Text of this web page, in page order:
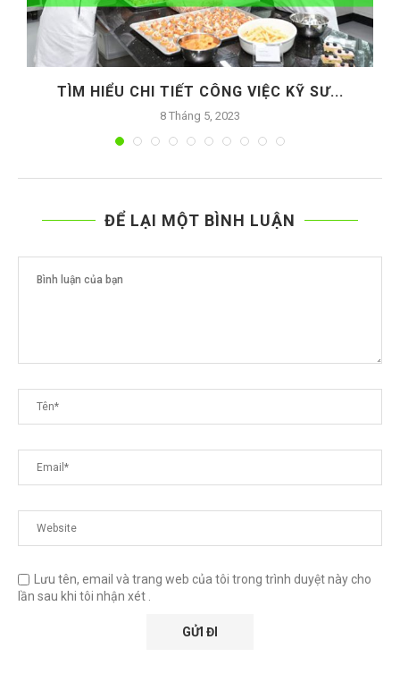
TÌM HIỂU CHI TIẾT CÔNG VIỆC KỸ SƯ...
8 Tháng 5, 2023
ĐỂ LẠI MỘT BÌNH LUẬN
Lưu tên, email và trang web của tôi trong trình duyệt này cho
lần sau khi tôi nhận xét .